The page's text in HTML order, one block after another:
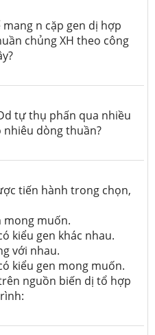
n cặp gen dị hợp
chủng XH theo công
tự thụ phấn qua nhiều
dòng thuần?
tiến hành trong chọn,
mong muốn.
kiểu gen khác nhau.
với nhau.
kiểu gen mong muốn.
nguồn biến dị tổ hợp